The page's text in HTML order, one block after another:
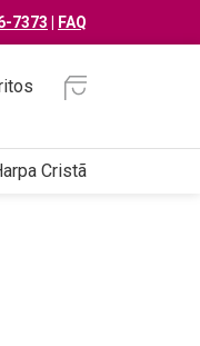
7373 FAQ
Cristã